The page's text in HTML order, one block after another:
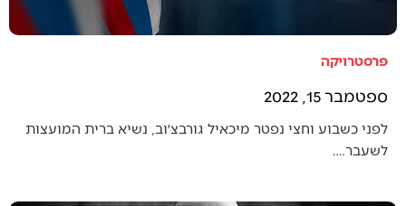
פרסטרויקה
ספטמבר 15, 2022
לפני כשבוע וחצי נפטר מיכאיל גורבצ׳וב, נשיא ברית המועצות
לשעבר.…